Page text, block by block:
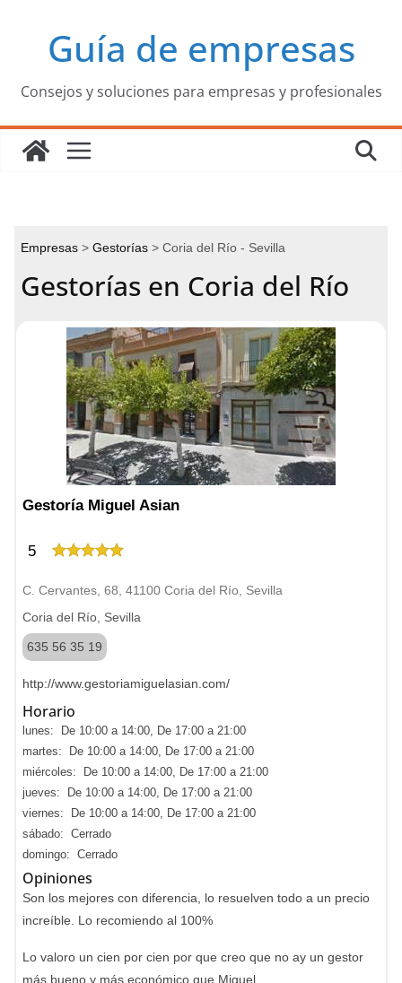
contenidoGuía de empresas
Consejos y soluciones para empresas y profesionales
Empresas Gestorías Coria del Río - Sevilla
Gestorías en Coria del Río
Gestoría Miguel Asian
5
C. Cervantes, 68, 41100 Coria del Río, Sevilla
Coria del Río, Sevilla
635 56 35 19
http://www.gestoriamiguelasian.com/
Horario
lunes: De 10:00 a 14:00, De 17:00 a 21:00
martes: De 10:00 a 14:00, De 17:00 a 21:00
miércoles: De 10:00 a 14:00, De 17:00 a 21:00
jueves: De 10:00 a 14:00, De 17:00 a 21:00
viernes: De 10:00 a 14:00, De 17:00 a 21:00
sábado: Cerrado
domingo: Cerrado
Opiniones
Son los mejores con diferencia, lo resuelven todo a un precio
increíble. Lo recomiendo al 100%
Lo valoro un cien por cien por que creo que no ay un gestor
más bueno y más económico que Miguel